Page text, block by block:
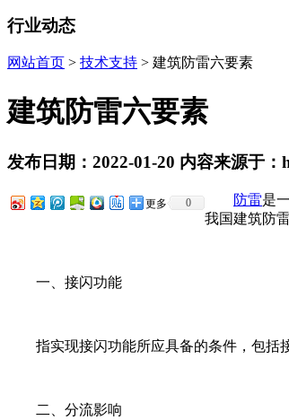
行业动态
网站首页 > 技术支持 > 建筑防雷六要素
建筑防雷六要素
发布日期：2022-01-20 内容来源于
更多 0 防雷是
我国建筑防
一、接闪功能
指实现接闪功能所应具备的条件，包括
二、分流影响